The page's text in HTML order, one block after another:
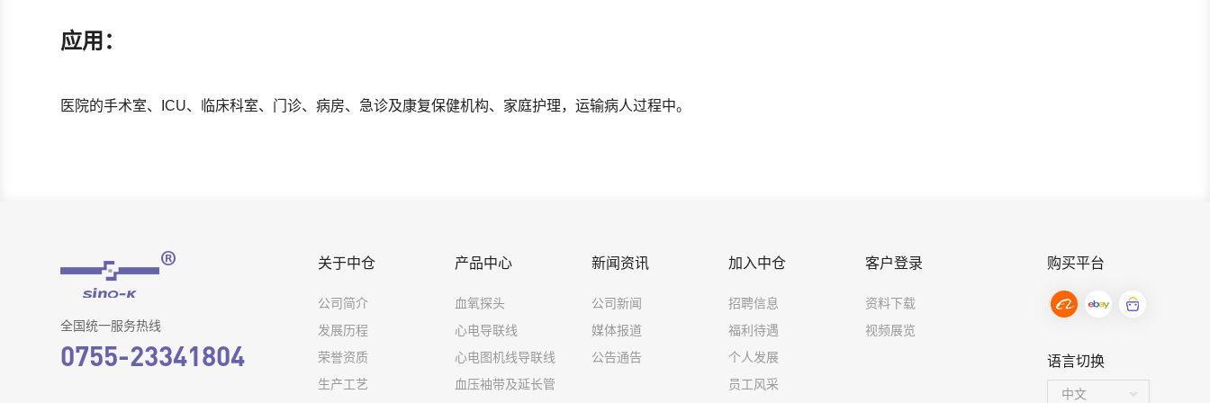
应用：
医院的手术室、ICU、临床科室、门诊、病房、急诊及康复保健机构、家庭护理，运输病人过程中。
全国统一服务热线
0755-23341804
关于中仓
公司简介
发展历程
荣誉资质
生产工艺
产品中心
血氧探头
心电导联线
心电图机线导联线
血压袖带及延长管
新闻资讯
公司新闻
媒体报道
公告通告
加入中仓
招聘信息
福利待遇
个人发展
员工风采
客户登录
资料下载
视频展览
购买平台
语言切换
中文